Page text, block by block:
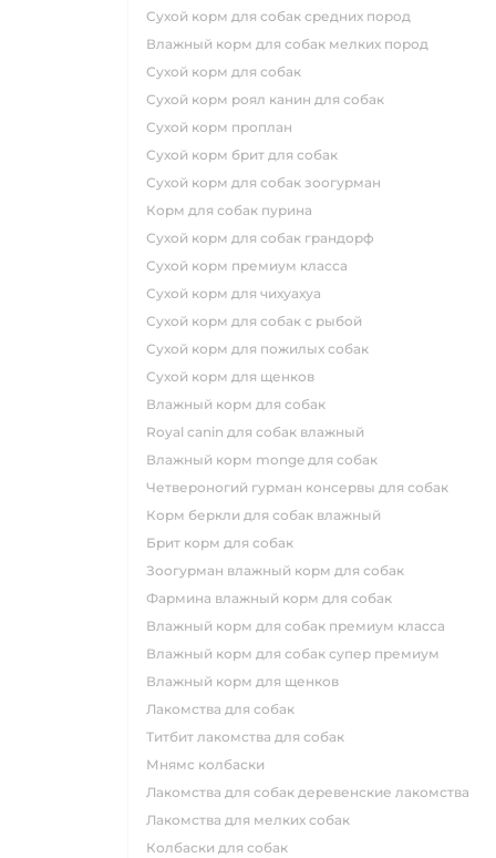
сухой корм для собак средних пород
влажный корм для собак мелких пород
сухой корм для собак
сухой корм роял канин для собак
сухой корм проплан
сухой корм брит для собак
сухой корм для собак зоогурман
корм для собак пурина
сухой корм для собак грандорф
сухой корм премиум класса
сухой корм для чихуахуа
сухой корм для собак с рыбой
сухой корм для пожилых собак
сухой корм для щенков
влажный корм для собак
royal canin для собак влажный
влажный корм monge для собак
четвероногий гурман консервы для собак
корм беркли для собак влажный
брит корм для собак
зоогурман влажный корм для собак
фармина влажный корм для собак
влажный корм для собак премиум класса
влажный корм для собак супер премиум
влажный корм для щенков
лакомства для собак
титбит лакомства для собак
мнямс колбаски
лакомства для собак деревенские лакомства
лакомства для мелких собак
колбаски для собак